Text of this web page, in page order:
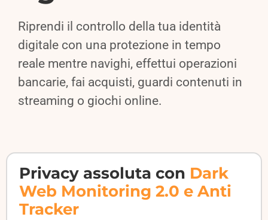
Riprendi il controllo della tua identità
digitale con una protezione in tempo
reale mentre navighi, effettui operazioni
bancarie, fai acquisti, guardi contenuti in
streaming o giochi online.
Privacy assoluta con Dark
Web Monitoring 2.0 e Anti
Tracker